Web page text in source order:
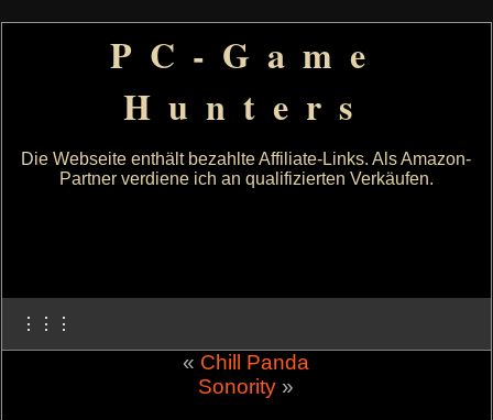
PC-Game
Hunters
Die Webseite enthält bezahlte Affiliate-Links. Als Amazon-
Partner verdiene ich an qualifizierten Verkäufen.
⋮⋮⋮
« Chill Panda
Sonority »